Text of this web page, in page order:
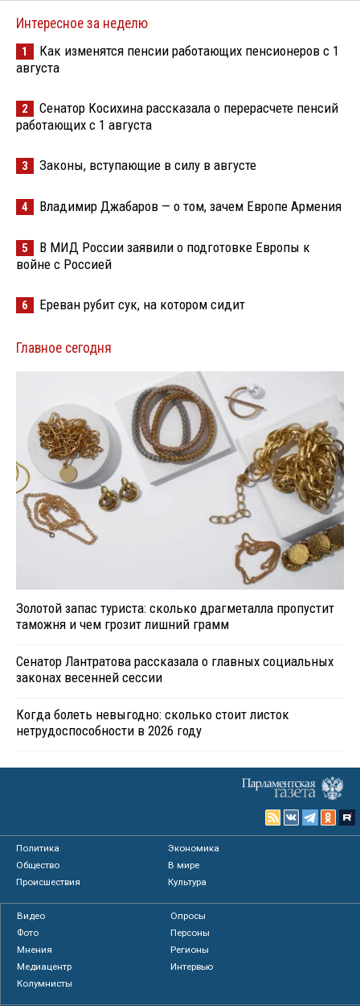
Интересное за неделю
1
Как изменятся пенсии работающих пенсионеров с 1
августа
2
Сенатор Косихина рассказала о перерасчете пенсий
работающих с 1 августа
3 Законы, вступающие в силу в августе
4 Владимир Джабаров — о том, зачем Европе Армения
5
В МИД России заявили о подготовке Европы к
войне с Россией
6 Ереван рубит сук, на котором сидит
Главное сегодня
Золотой запас туриста: сколько драгметалла пропустит
таможня и чем грозит лишний грамм
Сенатор Лантратова рассказала о главных социальных
законах весенней сессии
Когда болеть невыгодно: сколько стоит листок
нетрудоспособности в 2026 году
Политика
Экономика
Общество
В мире
Происшествия
Культура
Видео
Опросы
Фото
Персоны
Мнения
Регионы
Медиацентр
Интервью
Колумнисты